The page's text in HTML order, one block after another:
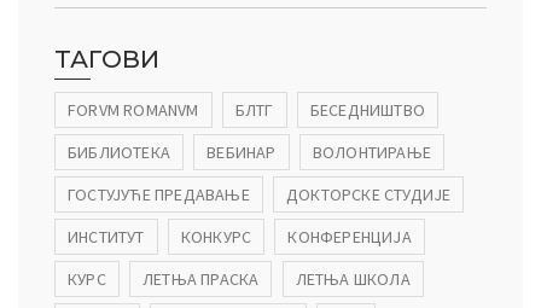
ТАГОВИ
FORVM ROMANVM БЛТГ
БЕСЕДНИШТВО
БИБЛИОТЕКА
ВЕБИНАР
ВОЛОНТИРАЊЕ
ГОСТУЈУЋЕ ПРЕДАВАЊЕ
ДОКТОРСКЕ СТУДИЈЕ
ИНСТИТУТ
КОНКУРС
КОНФЕРЕНЦИЈА
КУРС
ЛЕТЊА ПРАСКА
ЛЕТЊА ШКОЛА